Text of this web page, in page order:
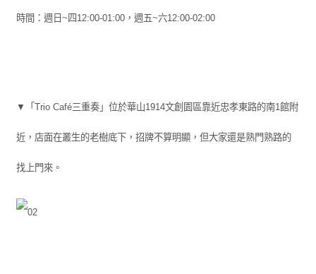
時間：週日~四12:00-01:00，週五~六12:00-02:00
▼「Trio Café三重奏」位於華山1914文創園區靠近忠孝東路的南1館附
近，店面在叢生的老樹底下，招牌不算明顯，但大家還是熟門熟路的
找上門來。